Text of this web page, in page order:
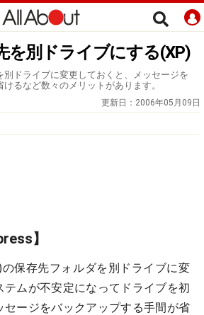
を別ドライブにする(XP)
別ドライブに変更しておくと、メッセージを
るなど数々のメリットがあります。
更新日： 2006年05月09日
】
保存先フォルダを別ドライブに変
テムが不安定になってドライブを初
セージをバックアップする手間が省